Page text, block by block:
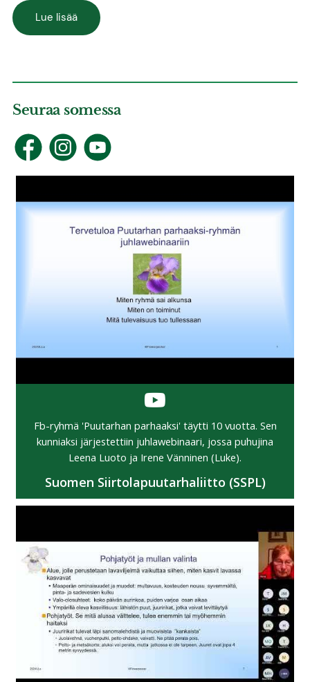
Lue lisää
Seuraa somessa
Fb-ryhmä 'Puutarhan parhaaksi' täytti 10 vuotta. Sen
kunniaksi järjestettiin juhlawebinaari, jossa puhujina
Leena Luoto ja Irene Vänninen (Luke).
Suomen Siirtolapuutarhaliitto (SSPL)